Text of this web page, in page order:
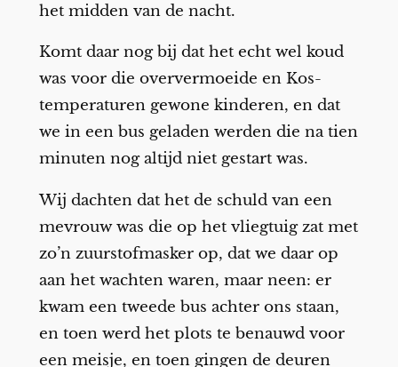
het midden van de nacht.
Komt daar nog bij dat het echt wel koud
was voor die oververmoeide en Kos-
temperaturen gewone kinderen, en dat
we in een bus geladen werden die na tien
minuten nog altijd niet gestart was.
Wij dachten dat het de schuld van een
mevrouw was die op het vliegtuig zat met
zo’n zuurstofmasker op, dat we daar op
aan het wachten waren, maar neen: er
kwam een tweede bus achter ons staan,
en toen werd het plots te benauwd voor
een meisje, en toen gingen de deuren